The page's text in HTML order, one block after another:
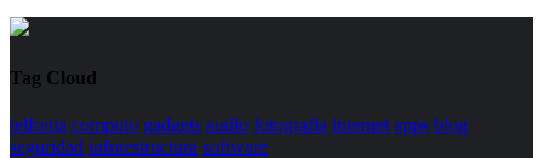
Tag Cloud
telfonia computo gadgets audio fotografia internet apps blog
seguridad infraestructura software